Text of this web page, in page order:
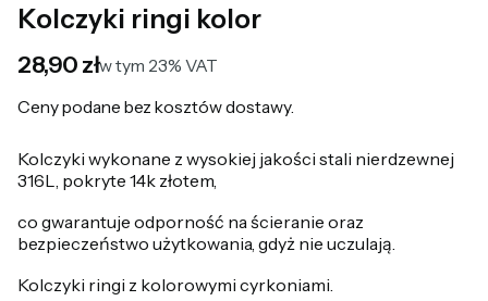
Kolczyki ringi kolor
Cena
28,90 złw tym 23% VAT
w tym 23% VAT
Ceny podane bez kosztów dostawy.
Kolczyki wykonane z wysokiej jakości stali nierdzewnej
316L, pokryte 14k złotem,
co gwarantuje odporność na ścieranie oraz
bezpieczeństwo użytkowania, gdyż nie uczulają.
Kolczyki ringi z kolorowymi cyrkoniami.